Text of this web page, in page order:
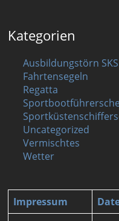
Kategorien
Ausbildungstörn SKS
Fahrtensegeln
Regatta
Uncategorized
Vermischtes
Wetter
Impressum